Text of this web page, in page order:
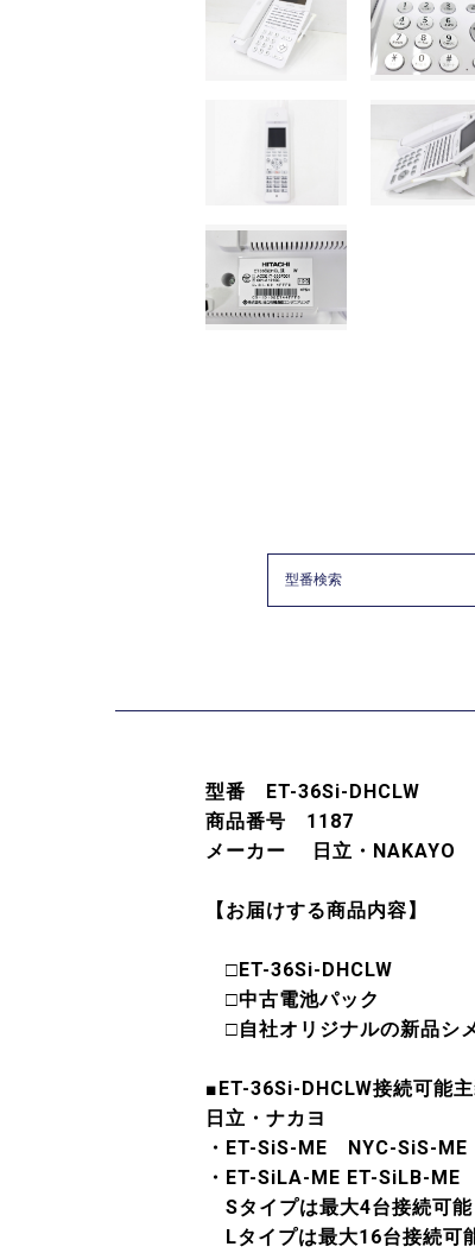
型番 ET-36Si-DHCLW
商品番号 1187
メーカー 日立・NAKAYO
【お届けする商品内容】
□ET-36Si-DHCLW
□中古電池
□自社オリジナルの新
■ET-36Si-DHCLW接続可能
日立・ナカヨ
・ET-SiS-ME NYC-SiS-ME
・ET-SiLA-ME ET-SiLB-
Sタイプは最大4台接続可能
Lタイプは最大16台接続可